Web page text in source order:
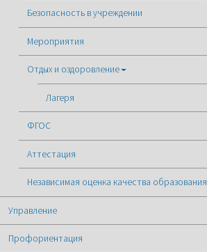
Безопасность в учреждении
Мероприятия
Отдых и оздоровление
Лагеря
ФГОС
Аттестация
Независимая оценка качества образования
Управление
Профориентация